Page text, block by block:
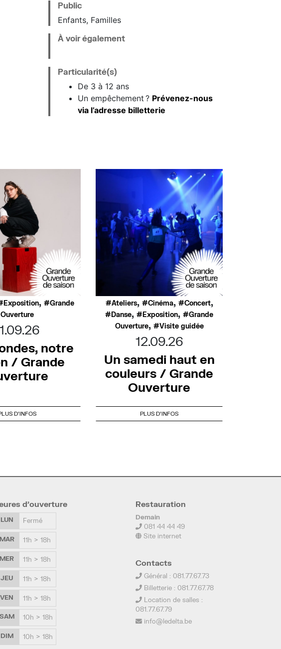
Public
Enfants, Familles
À voir également
Particularité(s)
De 3 à 12 ans
Un empêchement ? Prévenez-nous
via l’adresse billetterie
Exposition,
Grande
Ouverture
notre
/ Grande
D'INFOS
Ateliers, Cinéma, Concert,
Danse, Exposition,
Grande
Ouverture, Visite guidée
12.09.26
Un samedi haut en
couleurs / Grande
Ouverture
PLUS D'INFOS
d’ouverture
LUN Fermé
MAR 11h > 18h
MER 11h > 18h
JEU 11h > 18h
VEN 11h > 18h
SAM 10h > 18h
DIM 10h > 18h
Restauration
Demain
081 44 44 49
Site internet
Contacts
Général : 081.77.67.73
Billetterie : 081.77.67.78
Location de salles :
081.77.67.79
info@ledelta.be